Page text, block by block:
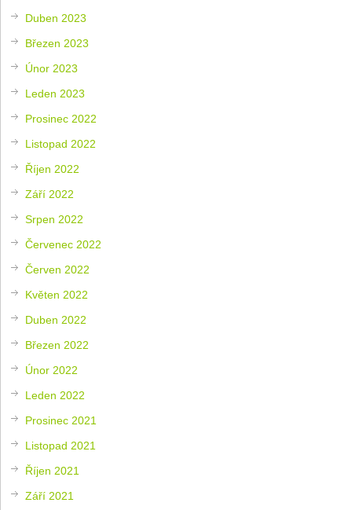
Duben 2023
Březen 2023
Únor 2023
Leden 2023
Prosinec 2022
Listopad 2022
Říjen 2022
Září 2022
Srpen 2022
Červenec 2022
Červen 2022
Květen 2022
Duben 2022
Březen 2022
Únor 2022
Leden 2022
Prosinec 2021
Listopad 2021
Říjen 2021
Září 2021